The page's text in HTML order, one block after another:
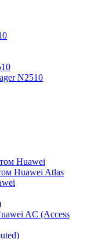
N2510
Huawei
Huawei Atlas
AC (Access